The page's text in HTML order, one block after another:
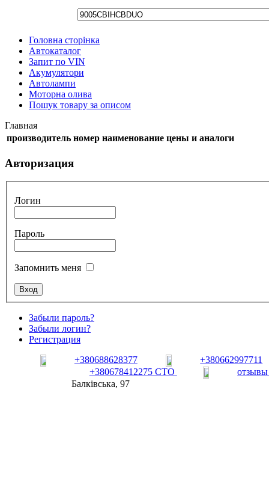
Головна сторінка
Автокаталог
Запит по VIN
Акумулятори
Автолампи
Моторна олива
Пошук товару за описом
Главная
производитель номер наименование цены и аналоги
Авторизация
Логин
Пароль
Запомнить меня
Забыли пароль?
Забыли логин?
Регистрация
+380688628377
+380662997711
+380678412275 СТО
Балківська, 97